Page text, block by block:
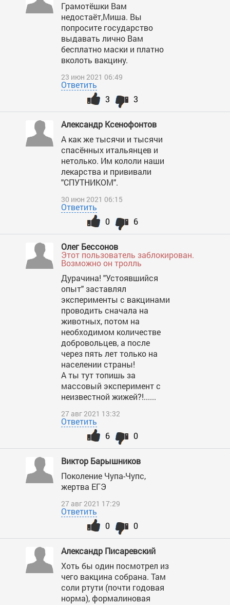
Грамотёшки Вам
недостаёт,Миша. Вы
попросите государство
выдавать лично Вам
бесплатно маски и платно
вколоть вакцину.
23 июн 2021 06:49
Ответить
3
3
Александр Ксенофонтов
А как же тысячи и тысячи
спасённых итальянцев и
нетолько. Им кололи наши
лекарства и прививали
"СПУТНИКОМ".
30 июн 2021 06:15
Ответить
6
0
Олег Бессонов
Этот пользователь заблокирован.
Возможно он тролль
Дурачина! "Устоявшийся
опыт" заставлял
эксперименты с вакцинами
проводить сначала на
животных, потом на
необходимом количестве
добровольцев, а после
через пять лет только на
населении страны!
А ты тут топишь за
массовый эксперимент с
неизвестной жижей?!......
27 авг 2021 13:32
Ответить
0
6
Виктор Барышников
Поколение Чупа-Чупс,
жертва ЕГЭ
27 авг 2021 17:29
Ответить
0
0
Александр Писаревский
Хоть бы один посмотрел из
чего вакцина собрана. Там
соли ртути (почти годовая
норма), формалиновая